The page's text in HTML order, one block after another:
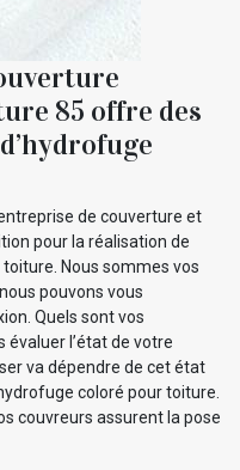
85 offre des
de couverture et
pour la réalisation de
Nous sommes vos
pouvons vous
Quels sont vos
évaluer l’état de votre
va dépendre de cet état
coloré pour toiture.
couvreurs assurent la pose